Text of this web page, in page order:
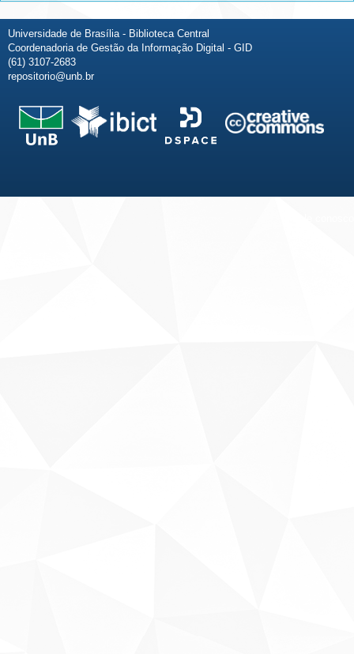
Universidade de Brasília - Biblioteca Central
Coordenadoria de Gestão da Informação Digital - GID
(61) 3107-2683
repositorio@unb.br